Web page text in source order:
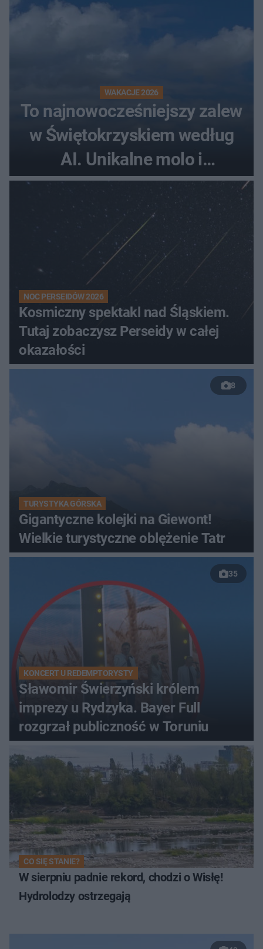
WAKACJE 2026
To najnowocześniejszy zalew
w Świętokrzyskiem według
AI. Unikalne molo i
promenada
NOC PERSEIDÓW 2026
Kosmiczny spektakl nad Śląskiem.
Tutaj zobaczysz Perseidy w całej
okazałości
8
TURYSTYKA GÓRSKA
Gigantyczne kolejki na Giewont!
Wielkie turystyczne oblężenie Tatr
35
KONCERT U REDEMPTORYSTY
Sławomir Świerzyński królem
imprezy u Rydzyka. Bayer Full
rozgrzał publiczność w Toruniu
CO SIĘ STANIE?
W sierpniu padnie rekord, chodzi o Wisłę!
Hydrolodzy ostrzegają